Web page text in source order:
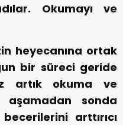
Okumayı ve
heyecanına ortak
bir süreci geride
artık okuma ve
aşamadan sonda
arttırıcı